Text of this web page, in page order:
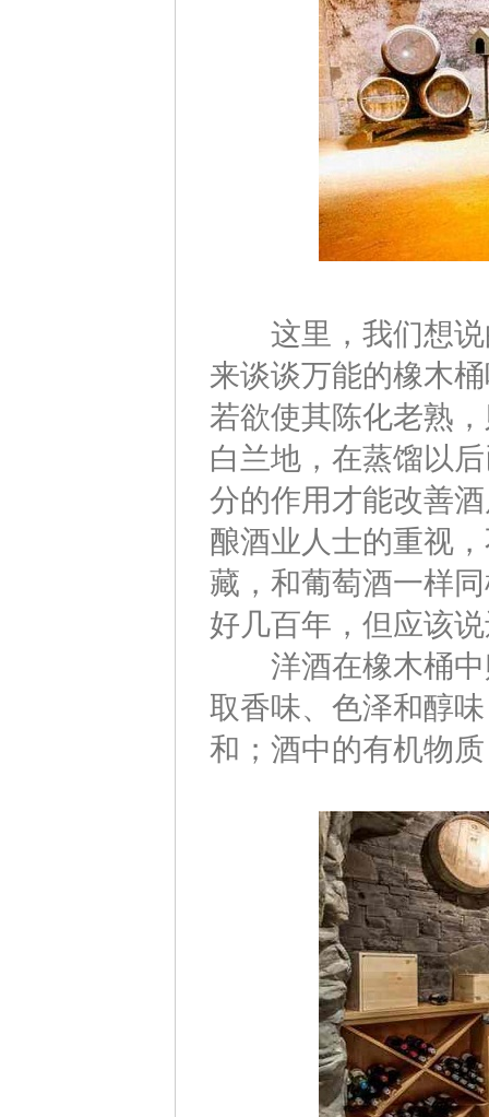
这里，我们想说
来谈谈万能的橡木
若欲使其陈化老熟
白兰地，在蒸馏以
分的作用才能改善
酿酒业人士的重视
藏，和葡萄酒一样
好几百年，但应该
洋酒在橡木桶中
取香味、色泽和醇
和；酒中的有机物